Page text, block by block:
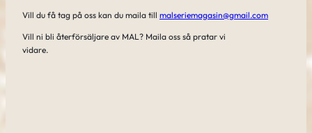
Vill du få tag på oss kan du maila till malseriemagasin@gmail.com
Vill ni bli återförsäljare av MAL? Maila oss så pratar vi
vidare.